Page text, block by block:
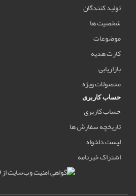
تولید کنندگان
شخصیت ها
موضوعات
کارت هدیه
بازاریابی
محصولات ویژه
حساب کاربری
حساب کاربری
تاریخچه سفارش ها
لیست دلخواه
اشتراک خبرنامه